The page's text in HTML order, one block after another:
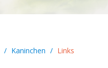
/ Kaninchen / Links